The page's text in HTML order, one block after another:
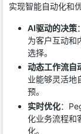
实现智能自动化和优
AI驱动的决策
为客户互动和
选择。
动态工作流自
业能够灵活地
预。
实时优化：
化业务流程和
化。